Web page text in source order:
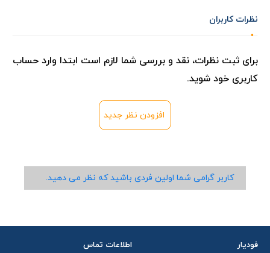
نظرات کاربران
برای ثبت نظرات، نقد و بررسی شما لازم است ابتدا وارد حساب
کاربری خود شوید.
افزودن نظر جدید
کاربر گرامی شما اولین فردی باشید که نظر می دهید.
فودیار اطلاعات تماس